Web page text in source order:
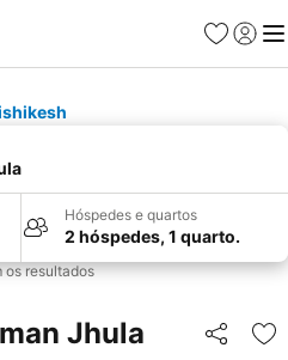
Favoritos
Iniciar
Hóspedes e quartos
2 hóspedes, 1 quarto.
os resultados
Jhula Partilhar